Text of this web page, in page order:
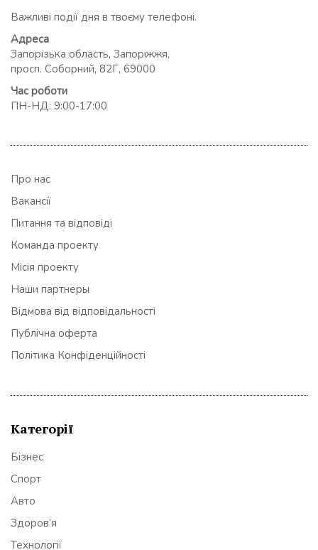
Важливі події дня в твоєму телефоні.
Адреса
Запорізька область, Запоріжжя,
просп. Соборний, 82Г, 69000
Час роботи
ПН-НД: 9:00-17:00
Про нас
Вакансії
Питання та відповіді
Команда проекту
Місія проекту
Наши партнеры
Відмова від відповідальності
Публічна оферта
Політика Конфіденційності
Категорії
Бізнес
Спорт
Авто
Здоров’я
Технології